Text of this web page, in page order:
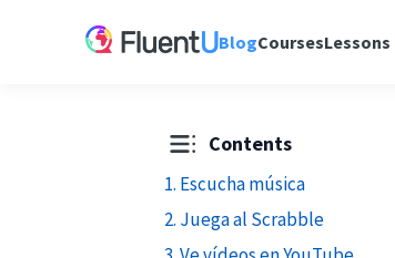
BlogCoursesLessons
Contents
1. Escucha música
2. Juega al Scrabble